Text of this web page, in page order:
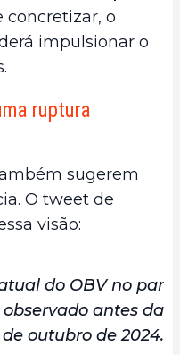
concretizar, o
impulsionar o
ruptura
sugerem
O tweet de
visão:
do OBV no par
observado antes da
outubro de 2024.